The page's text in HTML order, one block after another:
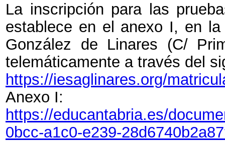
La inscripción para las
establece en el anexo I, en
González de Linares (C/
telemáticamente a través del
https://iesaglinares.org/
Anexo I:
https://educantabria.es/
0bcc-a1c0-e239-